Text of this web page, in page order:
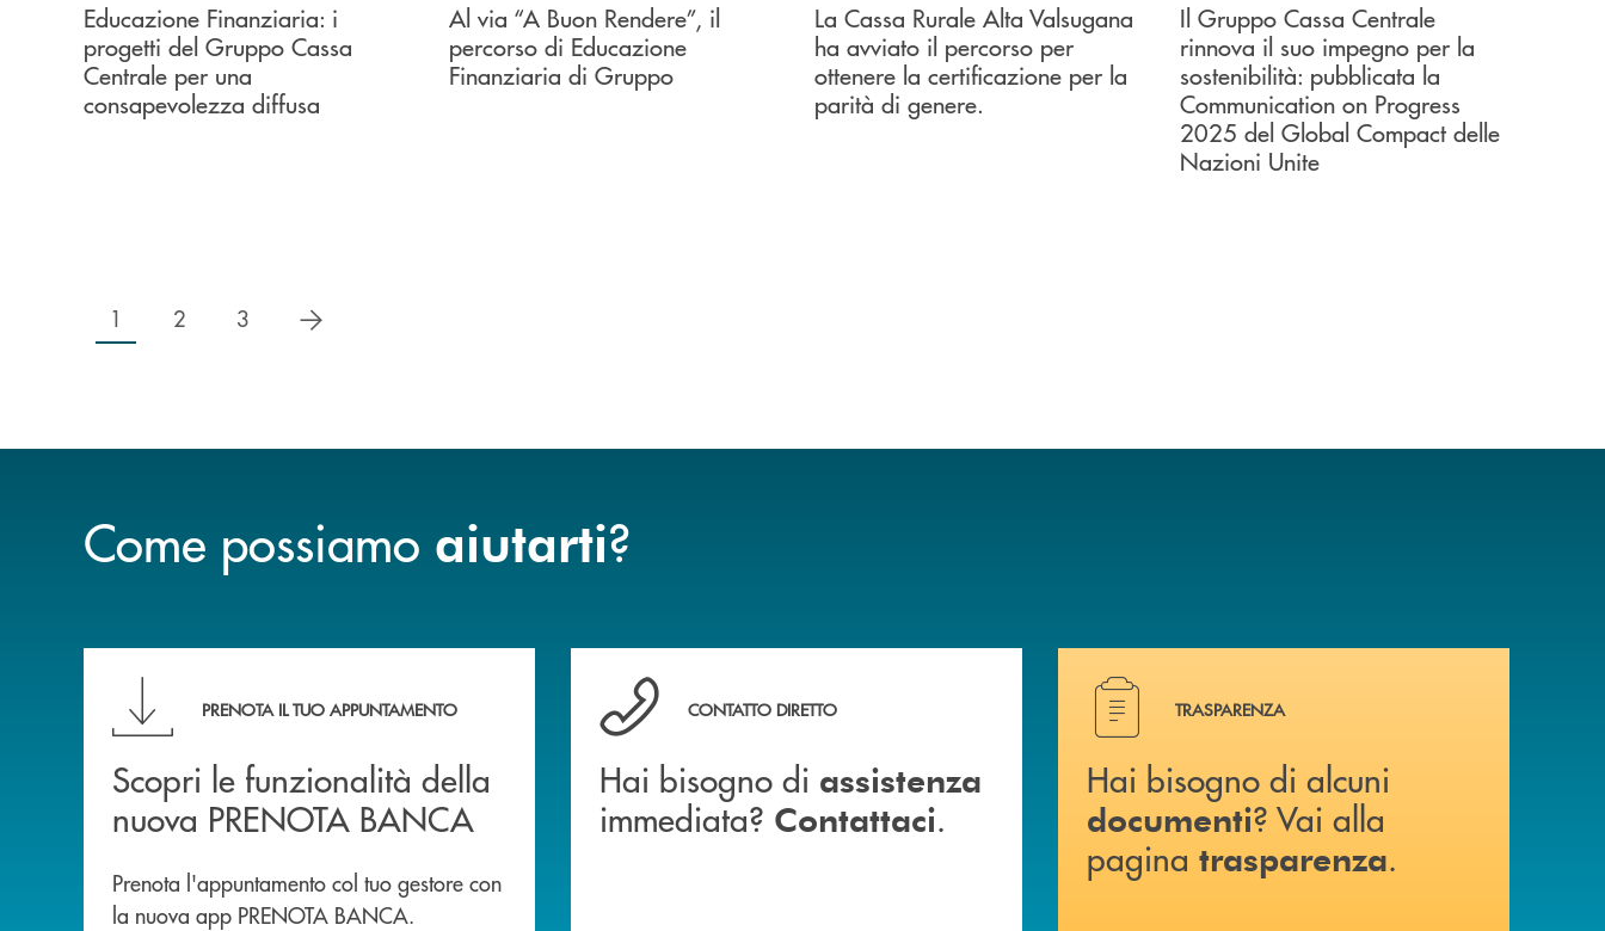
Educazione Finanziaria: i
progetti del Gruppo Cassa
Centrale per una
consapevolezza diffusa
Al via “A Buon Rendere”, il
percorso di Educazione
Finanziaria di Gruppo
La Cassa Rurale Alta Valsugana
ha avviato il percorso per
ottenere la certificazione per la
parità di genere.
Il Gruppo Cassa Centrale
rinnova il suo impegno per la
sostenibilità: pubblicata la
Communication on Progress
2025 del Global Compact delle
Nazioni Unite
1 2 3 successivo
Come possiamo aiutarti?
PRENOTA IL TUO APPUNTAMENTO
Scopri le funzionalità della
nuova PRENOTA BANCA
Prenota l'appuntamento col tuo gestore con
la nuova app PRENOTA BANCA.
Hai bisogno di assistenza immediata? Contattaci .
CONTATTO DIRETTO
Hai bisogno di assistenza
immediata? Contattaci.
Hai bisogno di alcuni documenti ? Vai alla pagina
TRASPARENZA
Hai bisogno di alcuni
documenti? Vai alla
pagina trasparenza.